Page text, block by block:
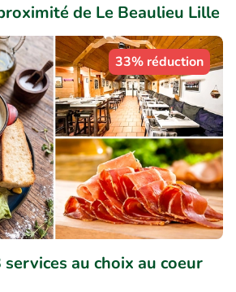
de Le Beaulieu Lille
33% réduction
au choix au coeur